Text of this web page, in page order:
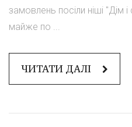
замовлень посіли ніші "Дім
майже по ...
ЧИТАТИ ДАЛІ